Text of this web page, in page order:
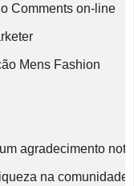
Comments on-line
Mens Fashion
agradecimento note
na comunidade